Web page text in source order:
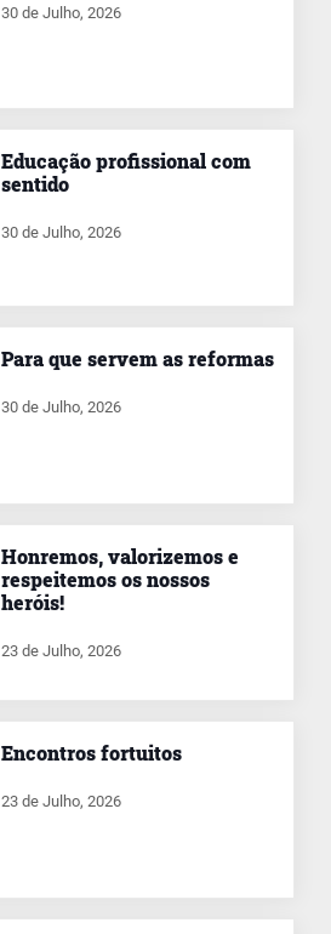
30 de Julho, 2026
Educação profissional com
sentido
30 de Julho, 2026
Para que servem as reformas
30 de Julho, 2026
Honremos, valorizemos e
respeitemos os nossos
heróis!
23 de Julho, 2026
Encontros fortuitos
23 de Julho, 2026